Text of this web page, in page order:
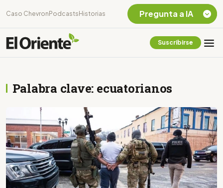
Caso Chevron Podcasts Historias
Suscribirse
Palabra clave: ecuatorianos
Pregunta a IA
Listar destinos
Amazonia Ecuatoriana
¿En que consiste la
tasa minera que rige en
Ecuador?